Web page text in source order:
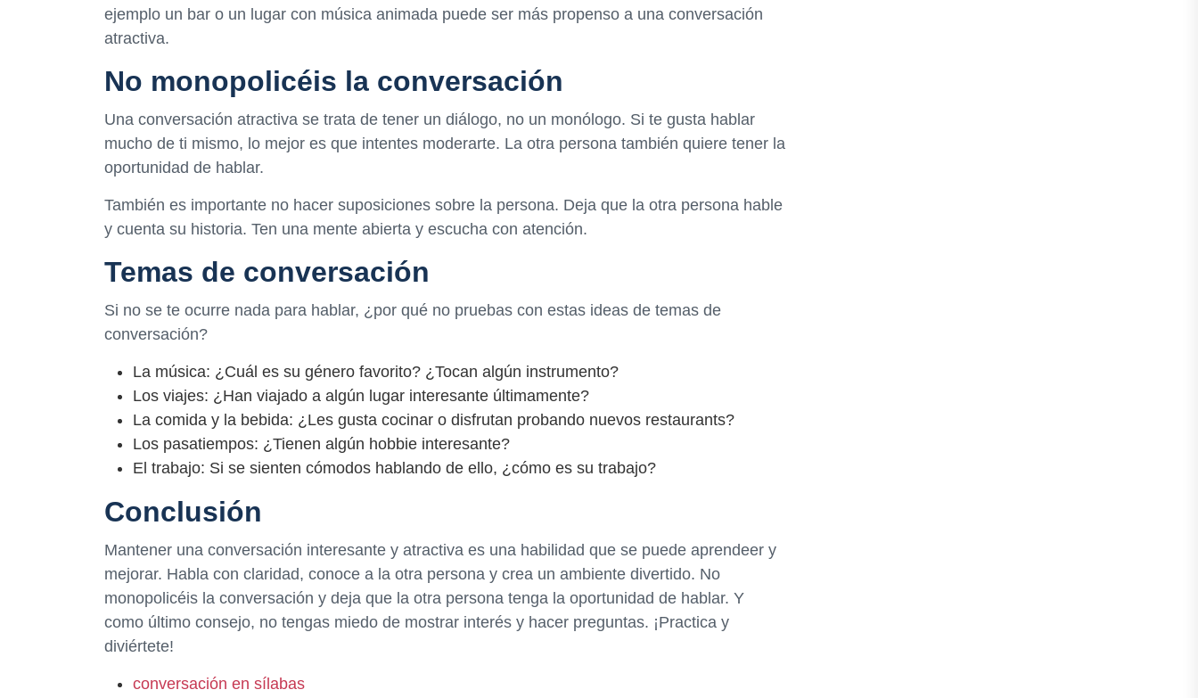
ejemplo un bar o un lugar con música animada puede ser más propenso a una conversación
atractiva.
No monopolicéis la conversación
Una conversación atractiva se trata de tener un diálogo, no un monólogo. Si te gusta hablar
mucho de ti mismo, lo mejor es que intentes moderarte. La otra persona también quiere tener la
oportunidad de hablar.
También es importante no hacer suposiciones sobre la persona. Deja que la otra persona hable
y cuenta su historia. Ten una mente abierta y escucha con atención.
Temas de conversación
Si no se te ocurre nada para hablar, ¿por qué no pruebas con estas ideas de temas de
conversación?
La música: ¿Cuál es su género favorito? ¿Tocan algún instrumento?
Los viajes: ¿Han viajado a algún lugar interesante últimamente?
La comida y la bebida: ¿Les gusta cocinar o disfrutan probando nuevos restaurants?
Los pasatiempos: ¿Tienen algún hobbie interesante?
El trabajo: Si se sienten cómodos hablando de ello, ¿cómo es su trabajo?
Conclusión
Mantener una conversación interesante y atractiva es una habilidad que se puede aprendeer y
mejorar. Habla con claridad, conoce a la otra persona y crea un ambiente divertido. No
monopolicéis la conversación y deja que la otra persona tenga la oportunidad de hablar. Y
como último consejo, no tengas miedo de mostrar interés y hacer preguntas. ¡Practica y
diviértete!
conversación en sílabas